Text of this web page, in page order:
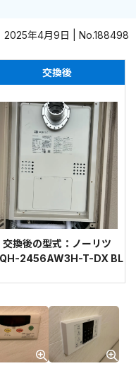
2025年4月9日 | No.188498
交換後
交換後の型式：ノーリツ
2456AW3H-T-DX BL